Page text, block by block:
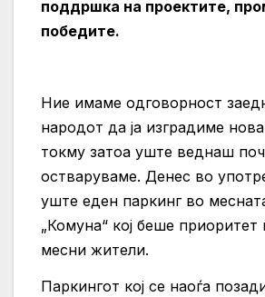
поддршка на проектите,
победите.
Ние имаме одговорност
народот да ја изградиме
токму затоа уште веднаш
остваруваме. Денес во
уште еден паркинг во
„Комуна“ кој беше приоритет
месни жители.
Паркингот кој се наоѓа